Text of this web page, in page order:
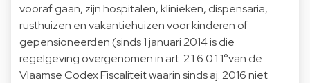
vooraf gaan, zijn hospitalen, klinieken, dispensaria,
rusthuizen en vakantiehuizen voor kinderen of
gepensioneerden (sinds 1 januari 2014 is die
regelgeving overgenomen in art. 2.1.6.0.1 1°van de
Vlaamse Codex Fiscaliteit waarin sinds aj. 2016 niet